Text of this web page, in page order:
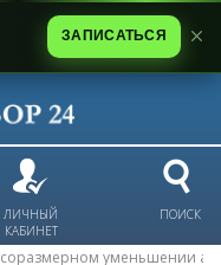
ЛИЧНЫЙ
КАБИНЕТ
ПОИСК
уменьшении
ЗАПИСАТЬСЯ